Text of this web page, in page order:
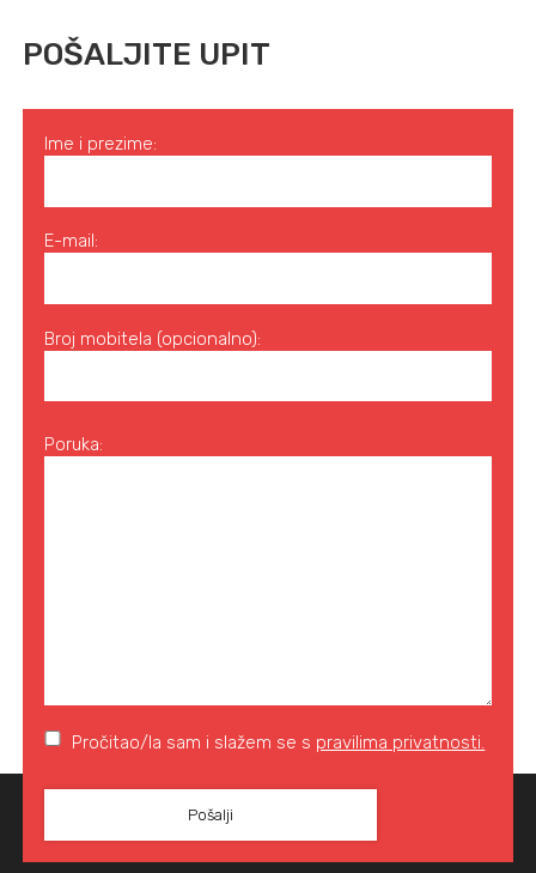
POŠALJITE UPIT
Ime i prezime:
E-mail:
Broj mobitela (opcionalno):
Poruka:
Pročitao/la sam i slažem se s pravilima privatnosti.